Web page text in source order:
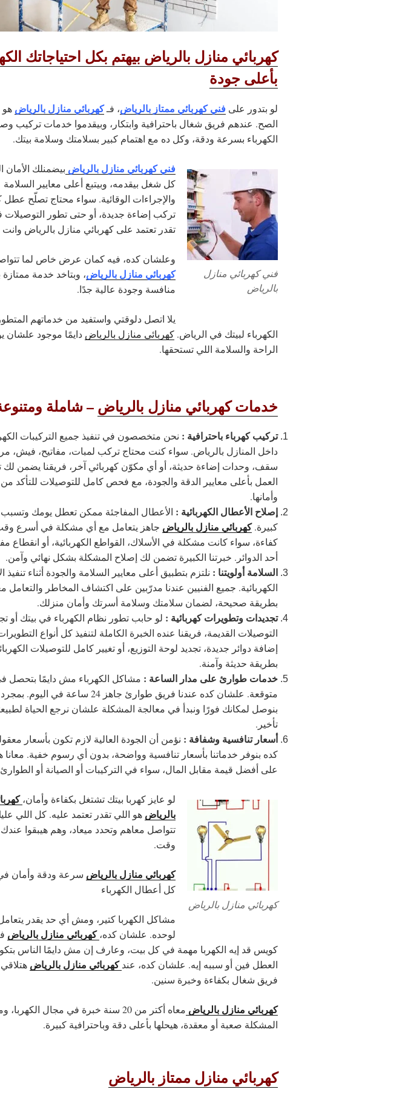
كهربائي منازل بالرياض بيهتم بكل احتياجاتك
بأعلى جودة
لو بتدور على فني كهربائي ممتاز بالرياض، فـكهربائي منازل بالرياض هو
الصح. عندهم فريق شغال باحترافية وابتكار، وبيقدموا خدمات تركيب
الكهرباء بسرعة ودقة، وكل ده مع اهتمام كبير بسلامتك وسلامة بيتك.
فني كهربائي منازل
بالرياض
فني كهربائي منازل بالرياض بيضمنلك الأمان
كل شغل بيقدمه، وبيتبع أعلى معايير السلامة
والإجراءات الوقائية. سواء محتاج تصلّح عطل
تركب إضاءة جديدة، أو حتى تطور التوصيلات
تقدر تعتمد على كهربائي منازل بالرياض
وعلشان كده، فيه كمان عرض خاص لما
كهربائي منازل بالرياض، وبتاخد خدمة ممتازة
منافسة وجودة عالية جدًا.
يلا اتصل دلوقتي واستفيد من خدماتهم
الكهرباء لبيتك في الرياض. كهربائي منازل بالرياض دايمًا موجود علشان
الراحة والسلامة اللي تستحقها.
خدمات كهربائي منازل بالرياض– شاملة
تركيب كهرباء باحترافية : نحن متخصصون في تنفيذ جميع التركيبات
داخل المنازل بالرياض. سواء كنت محتاج تركب لمبات، مفاتيح، فيش،
سقف، وحدات إضاءة حديثة، أو أي مكوّن كهربائي آخر، فريقنا يضمن لك
العمل بأعلى معايير الدقة والجودة، مع فحص كامل للتوصيلات للتأكد من
وأمانها.
إصلاح الأعطال الكهربائية : الأعطال المفاجئة ممكن تعطل يومك
كبيرة.كهربائي منازل بالرياض جاهز يتعامل مع أي مشكلة في أسرع
كفاءة، سواء كانت مشكلة في الأسلاك، القواطع الكهربائية، أو انقطاع
أحد الدوائر. خبرتنا الكبيرة تضمن لك إصلاح المشكلة بشكل نهائي وآمن.
السلامة أولويتنا : نلتزم بتطبيق أعلى معايير السلامة والجودة أثناء تنفيذ
الكهربائية. جميع الفنيين عندنا مدرّبين على اكتشاف المخاطر والتعامل
بطريقة صحيحة، لضمان سلامتك وسلامة أسرتك وأمان منزلك.
تجديدات وتطويرات كهربائية : لو حابب تطور نظام الكهرباء في بيتك أو
التوصيلات القديمة، فريقنا عنده الخبرة الكاملة لتنفيذ كل أنواع
إضافة دوائر جديدة، تجديد لوحة التوزيع، أو تغيير كامل للتوصيلات
بطريقة حديثة وآمنة.
خدمات طوارئ على مدار الساعة : مشاكل الكهرباء مش دايمًا بتحصل
متوقعة. علشان كده عندنا فريق طوارئ جاهز 24 ساعة في
بنوصل لمكانك فورًا ونبدأ في معالجة المشكلة علشان نرجع الحياة
تأخير.
أسعار تنافسية وشفافة : نؤمن أن الجودة العالية لازم تكون بأسعار
كده بنوفر خدماتنا بأسعار تنافسية وواضحة، بدون أي رسوم خفية.
على أفضل قيمة مقابل المال، سواء في التركيبات أو الصيانة أو
كهربائي منازل بالرياض
لو عايز كهربا بيتك تشتغل بكفاءة وأمان،
بالرياض هو اللي تقدر تعتمد عليه. كل اللي
تتواصل معاهم وتحدد ميعاد، وهم هيبقوا
وقت.
كهربائي منازل بالرياض سرعة ودقة وأمان
كل أعطال الكهرباء
مشاكل الكهربا كتير، ومش أي حد يقدر
لوحده. علشان كده، كهربائي منازل بالرياض
كويس قد إيه الكهربا مهمة في كل بيت، وعارف إن مش دايمًا الناس
العطل فين أو سببه إيه. علشان كده، عندكهربائي منازل بالرياض
فريق شغال بكفاءة وخبرة سنين.
كهربائي منازل بالرياض
معاه أكتر من 20 سنة خبرة في مجال
المشكلة صعبة أو معقدة، هيحلها بأعلى دقة وباحترافية كبيرة.
كهربائي منازل ممتاز بالرياض